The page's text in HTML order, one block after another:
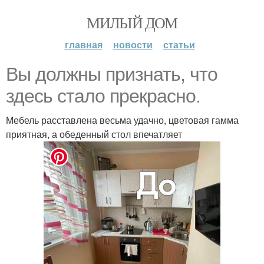
МИЛЫЙ ДОМ
главная новости статьи
Вы должны признать, что
здесь стало прекрасно.
Мебель расставлена весьма удачно, цветовая гамма
приятная, а обеденный стол впечатляет